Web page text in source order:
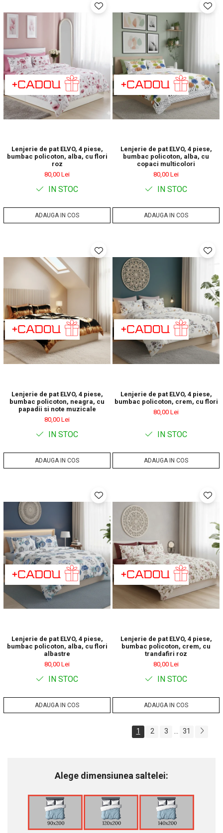
Lenjerie de pat ELVO, 4 piese,
bumbac policoton, alba, cu flori
roz
80,00 Lei
IN STOC
ADAUGA IN COS
Lenjerie de pat ELVO, 4 piese,
bumbac policoton, alba, cu
copaci multicolori
80,00 Lei
IN STOC
ADAUGA IN COS
Lenjerie de pat ELVO, 4 piese,
bumbac policoton, neagra, cu
papadii si note muzicale
80,00 Lei
IN STOC
ADAUGA IN COS
Lenjerie de pat ELVO, 4 piese,
bumbac policoton, crem, cu flori
80,00 Lei
IN STOC
ADAUGA IN COS
Lenjerie de pat ELVO, 4 piese,
bumbac policoton, alba, cu flori
albastre
80,00 Lei
IN STOC
ADAUGA IN COS
Lenjerie de pat ELVO, 4 piese,
bumbac policoton, crem, cu
trandafiri roz
80,00 Lei
IN STOC
ADAUGA IN COS
1 2 3 31
Alege dimensiunea saltelei: